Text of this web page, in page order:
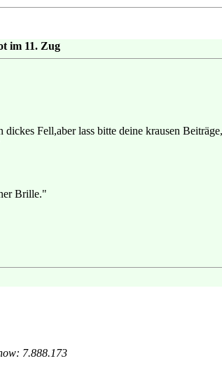
im 11. Zug
Fell,aber lass bitte deine krausen
Brille."
7.888.173